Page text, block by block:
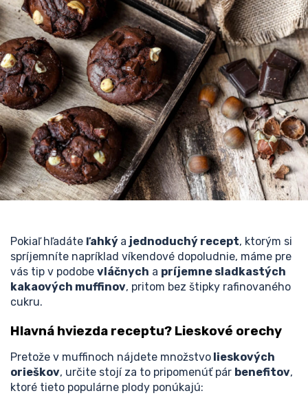
Pokiaľ hľadáte ľahký a jednoduchý recept, ktorým si
spríjemníte napríklad víkendové dopoludnie, máme pre
vás tip v podobe vláčnych a príjemne sladkastých
kakaových muffinov, pritom bez štipky rafinovaného
cukru.
Hlavná hviezda receptu? Lieskové orechy
Pretože v muffinoch nájdete množstvo lieskových
orieškov, určite stojí za to pripomenúť pár benefitov,
ktoré tieto populárne plody ponúkajú: